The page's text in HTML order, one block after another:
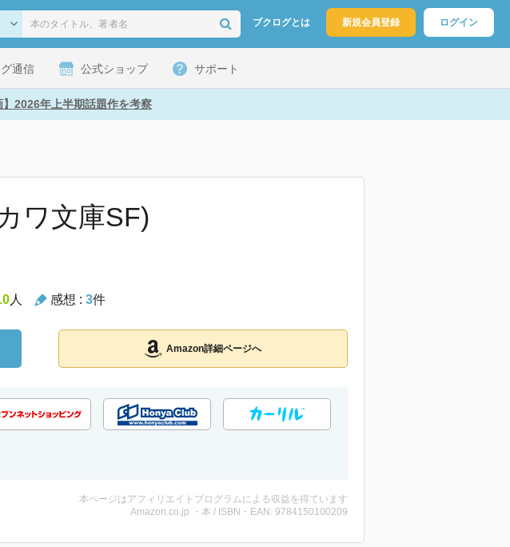
ブクログとは 新規会員登録 ログイン
通信 公式ショップ サポート
】2026年上半期話題作を考察
ワ文庫SF)
人 感想 : 3件
Amazon詳細ページへ
本ページはアフィリエイトプログラムによる収益を得ています
Amazon.co.jp ・本 / ISBN・EAN: 9784150100209